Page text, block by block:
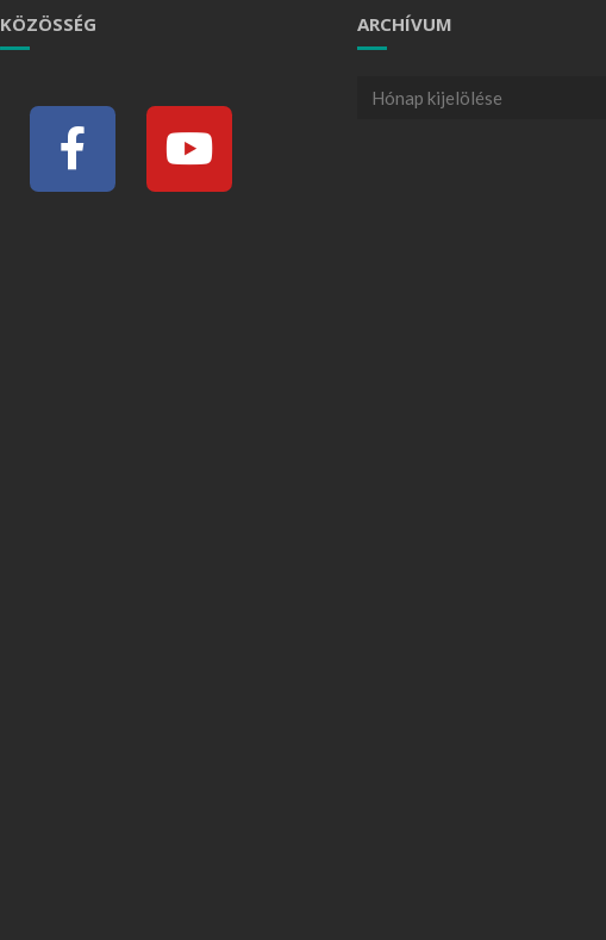
KÖZÖSSÉG ARCHÍVUM